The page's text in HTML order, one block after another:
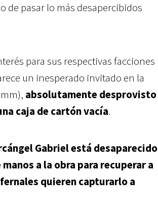
de pasar lo más desapercibidos
para sus respectivas facciones
un inesperado invitado en la
absolutamente desprovisto
caja de cartón vacía.
Gabriel está desaparecido
a la obra para recuperar a
quieren capturarlo a